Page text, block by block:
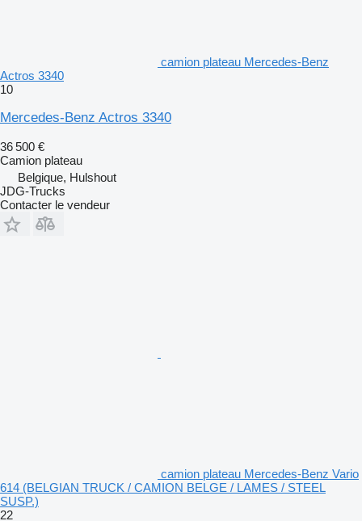
camion plateau Mercedes-Benz
Actros 3340
10
Mercedes-Benz Actros 3340
36 500 €
Camion plateau
Belgique, Hulshout
JDG-Trucks
Contacter le vendeur
camion plateau Mercedes-Benz Vario
614 (BELGIAN TRUCK / CAMION BELGE / LAMES / STEEL
SUSP.)
22